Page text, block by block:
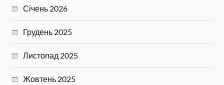
Січень 2026
Грудень 2025
Листопад 2025
Жовтень 2025